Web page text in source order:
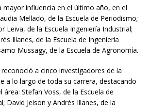
mayor influencia en el último año, en el
Mellado, de la Escuela de Periodismo;
Leiva, de la Escuela Ingeniería Industrial;
Illanes, de la Escuela de Ingeniería
Mussagy, de la Escuela de Agronomía.
a cinco investigadores de la
a lo largo de toda su carrera, destacando
Stefan Voss, de la Escuela de
David Jeison y Andrés Illanes, de la